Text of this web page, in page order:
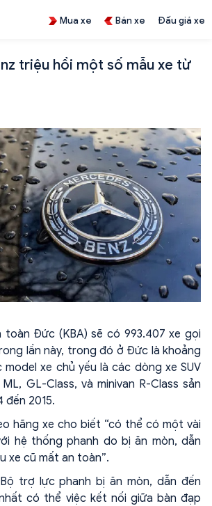
Mua xe Bán xe Đấu giá xe
triệu hồi một số mẫu xe từ
toàn Đức (KBA) sẽ có 993.407 xe gọi
lần này, trong đó ở Đức là khoảng
xe chủ yếu là các dòng xe SUV
GL-Class, và minivan R-Class sản
2015.
hãng xe cho biết “có thể có một vài
hệ thống phanh do bị ăn mòn, dẫn
xe cũ mất an toàn”.
trợ lực phanh bị ăn mòn, dẫn đến
có thể việc kết nối giữa bàn đạp